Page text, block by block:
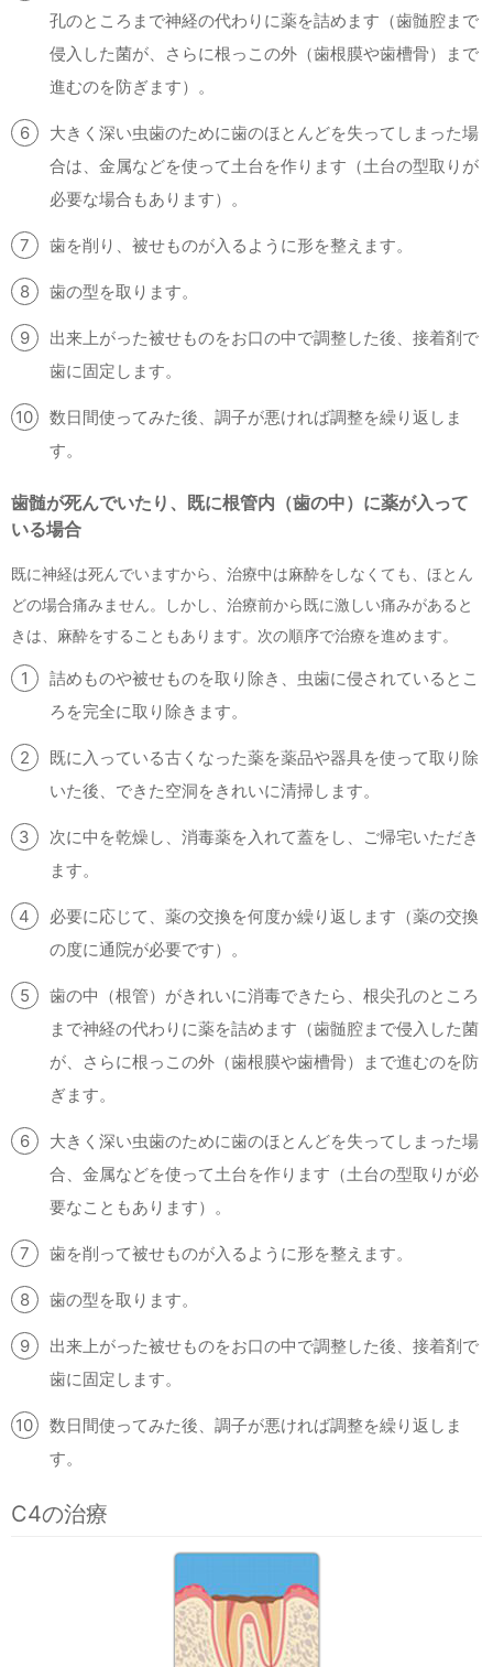
孔のところまで神経の代わりに薬を詰めます（歯髄腔まで
侵入した菌が、さらに根っこの外（歯根膜や歯槽骨）まで
進むのを防ぎます）。
大きく深い虫歯のために歯のほとんどを失ってしまった場
合は、金属などを使って土台を作ります（土台の型取りが
必要な場合もあります）。
歯を削り、被せものが入るように形を整えます。
歯の型を取ります。
出来上がった被せものをお口の中で調整した後、接着剤で
歯に固定します。
数日間使ってみた後、調子が悪ければ調整を繰り返しま
す。
歯髄が死んでいたり、既に根管内（歯の中）に薬が入って
いる場合
既に神経は死んでいますから、治療中は麻酔をしなくても、ほとん
どの場合痛みません。しかし、治療前から既に激しい痛みがあると
きは、麻酔をすることもあります。次の順序で治療を進めます。
詰めものや被せものを取り除き、虫歯に侵されているとこ
ろを完全に取り除きます。
既に入っている古くなった薬を薬品や器具を使って取り除
いた後、できた空洞をきれいに清掃します。
次に中を乾燥し、消毒薬を入れて蓋をし、ご帰宅いただき
ます。
必要に応じて、薬の交換を何度か繰り返します（薬の交換
の度に通院が必要です）。
歯の中（根管）がきれいに消毒できたら、根尖孔のところ
まで神経の代わりに薬を詰めます（歯髄腔まで侵入した菌
が、さらに根っこの外（歯根膜や歯槽骨）まで進むのを防
ぎます。
大きく深い虫歯のために歯のほとんどを失ってしまった場
合、金属などを使って土台を作ります（土台の型取りが必
要なこともあります）。
歯を削って被せものが入るように形を整えます。
歯の型を取ります。
出来上がった被せものをお口の中で調整した後、接着剤で
歯に固定します。
数日間使ってみた後、調子が悪ければ調整を繰り返しま
す。
C4の治療